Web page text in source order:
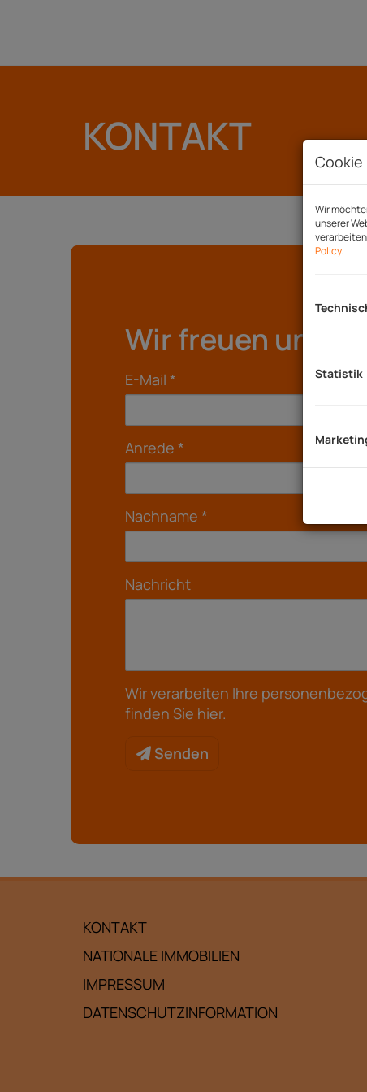
KONTAKT
Wir freuen uns
E-Mail
Anrede
Nachname
Nachricht
Wir verarbeiten Ihre
finden Sie hier.
Senden
KONTAKT
NATIONALE IMMOBILIEN
IMPRESSUM
DATENSCHUTZINFORMATION
Cookie
Wir
unserer
Policy.
Statistik